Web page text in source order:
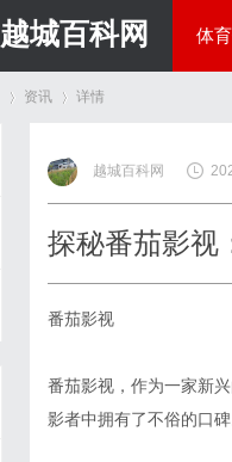
越城百科网 体
资讯
›
详情
越城百科网
探秘番茄影视
番茄影视
番茄影视，作为一家新
影者中拥有了不俗的口